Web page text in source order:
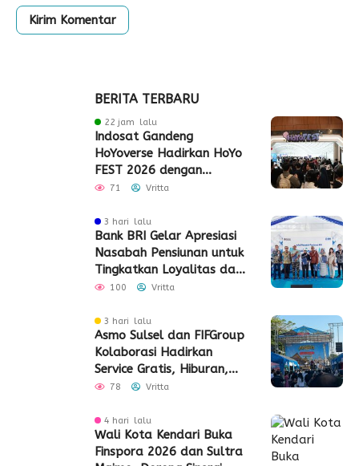
BERITA TERBARU
22 jam lalu
Indosat Gandeng
HoYoverse Hadirkan HoYo
FEST 2026 dengan
Dukungan 5G
71 Vritta
3 hari lalu
Bank BRI Gelar Apresiasi
Nasabah Pensiunan untuk
Tingkatkan Loyalitas dan
Pengalaman Layanan
100 Vritta
3 hari lalu
Asmo Sulsel dan FIFGroup
Kolaborasi Hadirkan
Service Gratis, Hiburan,
hingga Penyaluran CSR
78 Vritta
4 hari lalu
Wali Kota Kendari Buka
Finspora 2026 dan Sultra